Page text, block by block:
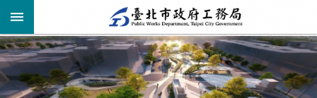
跳到主要內容區塊
進
階公